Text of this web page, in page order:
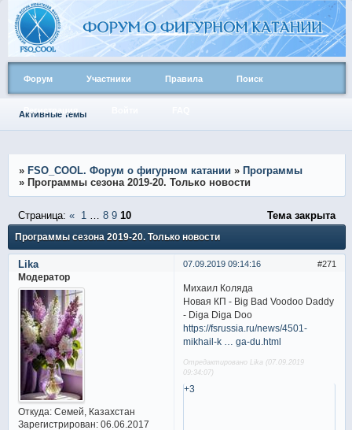
Форум Участники Правила Поиск
Активные темы
» FSO_COOL. Форум о фигурном катании » Программы
» Программы сезона 2019-20. Только новости
Программы сезона 2019-20. Только новости
Страница: « 1 8 9 10 Тема закрыта
271
07.09.2019 09:14:16
Lika
Модератор
Откуда:Семей, Казахстан
Зарегистрирован: 06.06.2017
Михаил Коляда
Новая КП - Big Bad Voodoo Daddy
- Diga Diga Doo
https://fsrussia.ru/news/4501-
mikhail-k … ga-du.html
Отредактировано Lika (07.09.2019
09:34:07)
+3